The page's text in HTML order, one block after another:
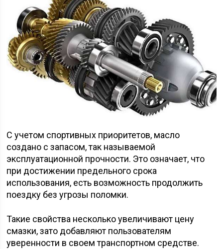
С учетом спортивных приоритетов, масло
создано с запасом, так называемой
эксплуатационной прочности. Это означает, что
при достижении предельного срока
использования, есть возможность продолжить
поездку без угрозы поломки.
Такие свойства несколько увеличивают цену
смазки, зато добавляют пользователям
уверенности в своем транспортном средстве.